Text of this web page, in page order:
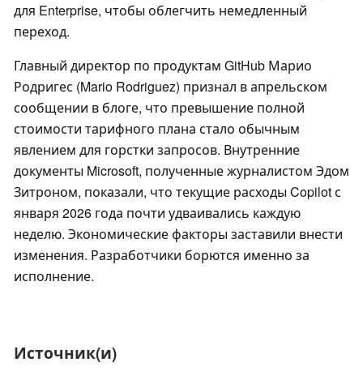
для Enterprise, чтобы облегчить немедленный
переход.
Главный директор по продуктам GitHub Марио
Родригес (Mario Rodriguez) признал в апрельском
сообщении в блоге, что превышение полной
стоимости тарифного плана стало обычным
явлением для горстки запросов. Внутренние
документы Microsoft, полученные журналистом Эдом
Зитроном, показали, что текущие расходы Copilot с
января 2026 года почти удваивались каждую
неделю. Экономические факторы заставили внести
изменения. Разработчики борются именно за
исполнение.
Источник(и)